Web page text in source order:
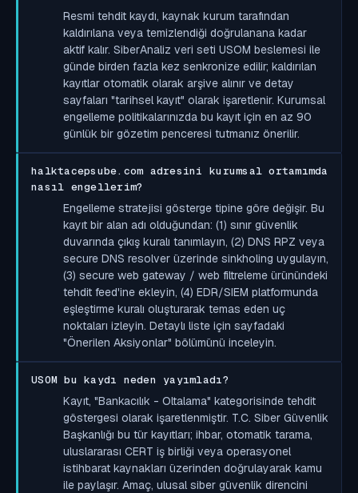
Resmi tehdit kaydı, kaynak kurum tarafından
kaldırılana veya temizlendiği doğrulanana kadar
aktif kalır. SiberAnaliz veri seti USOM beslemesi ile
günde birden fazla kez senkronize edilir; kaldırılan
kayıtlar otomatik olarak arşive alınır ve detay
sayfaları "tarihsel kayıt" olarak işaretlenir. Kurumsal
engelleme politikalarınızda bu kayıt için en az 90
günlük bir gözetim penceresi tutmanız önerilir.
halktacepsube.com adresini kurumsal ortamımda
nasıl engellerim?
Engelleme stratejisi gösterge tipine göre değişir. Bu
kayıt bir alan adı olduğundan: (1) sınır güvenlik
duvarında çıkış kuralı tanımlayın, (2) DNS RPZ veya
secure DNS resolver üzerinde sinkholing uygulayın,
(3) secure web gateway / web filtreleme ürünündeki
tehdit feed'ine ekleyin, (4) EDR/SIEM platformunda
eşleştirme kuralı oluşturarak temas eden uç
noktaları izleyin. Detaylı liste için sayfadaki
"Önerilen Aksiyonlar" bölümünü inceleyin.
USOM bu kaydı neden yayımladı?
Kayıt, "Bankacılık - Oltalama" kategorisinde tehdit
göstergesi olarak işaretlenmiştir. T.C. Siber Güvenlik
Başkanlığı bu tür kayıtları; ihbar, otomatik tarama,
uluslararası CERT iş birliği veya operasyonel
istihbarat kaynakları üzerinden doğrulayarak kamu
ile paylaşır. Amaç, ulusal siber güvenlik direncini